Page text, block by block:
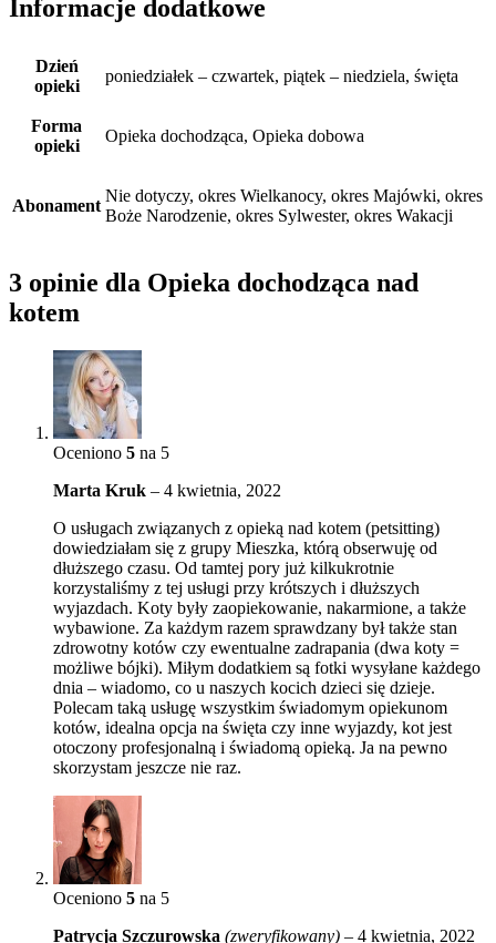
Informacje dodatkowe
Dzień
opieki
poniedziałek – czwartek, piątek – niedziela, święta
Forma
opieki
Opieka dochodząca, Opieka dobowa
Abonament
Nie dotyczy, okres Wielkanocy, okres Majówki, okres
Boże Narodzenie, okres Sylwester, okres Wakacji
3 opinie dla Opieka dochodząca nad
kotem
Oceniono 5 na 5
Marta Kruk – 4 kwietnia, 2022
O usługach związanych z opieką nad kotem (petsitting)
dowiedziałam się z grupy Mieszka, którą obserwuję od
dłuższego czasu. Od tamtej pory już kilkukrotnie
korzystaliśmy z tej usługi przy krótszych i dłuższych
wyjazdach. Koty były zaopiekowanie, nakarmione, a także
wybawione. Za każdym razem sprawdzany był także stan
zdrowotny kotów czy ewentualne zadrapania (dwa koty =
możliwe bójki). Miłym dodatkiem są fotki wysyłane każdego
dnia – wiadomo, co u naszych kocich dzieci się dzieje.
Polecam taką usługę wszystkim świadomym opiekunom
kotów, idealna opcja na święta czy inne wyjazdy, kot jest
otoczony profesjonalną i świadomą opieką. Ja na pewno
skorzystam jeszcze nie raz.
Oceniono 5 na 5
Patrycja Szczurowska (zweryfikowany) – 4 kwietnia, 2022